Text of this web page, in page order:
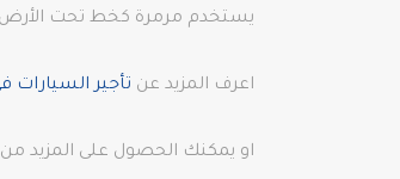
يستخدم مرمرة كخط تحت الأرض
اعرف المزيد عن تأجير السيارات
او يمكنك الحصول على المزيد